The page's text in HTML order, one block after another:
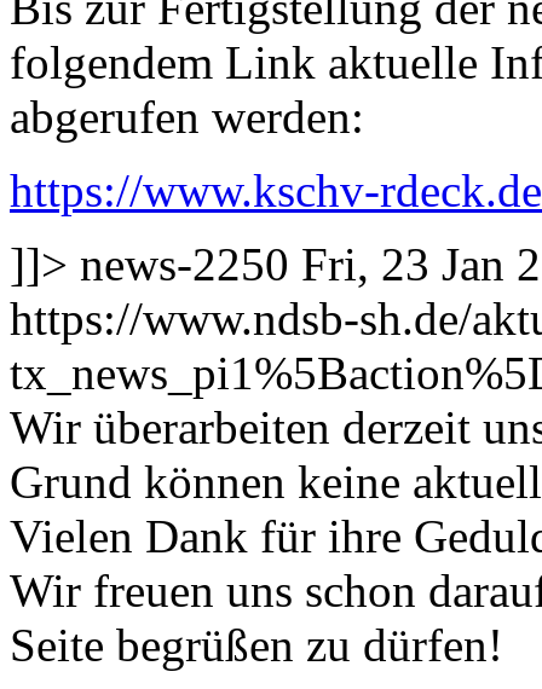
folgendem Link aktuelle
abgerufen werden:
https://www.kschv-
]]> news-2250 Fri, 23 Jan
https://www.ndsb-sh.de/
Wir überarbeiten derzeit
Grund können keine
Vielen Dank für ihre
Wir freuen uns schon
Seite begrüßen zu dürfen!